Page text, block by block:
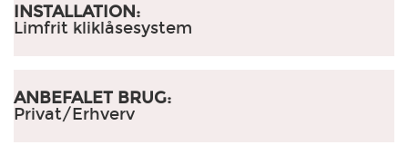
INSTALLATION:
Limfrit kliklåsesystem
ANBEFALET BRUG:
Privat/Erhverv